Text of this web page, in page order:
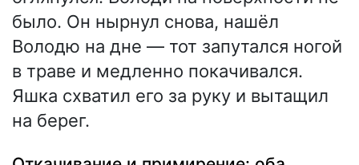
было. Он нырнул снова, нашёл
Володю на дне — тот запутался ногой
в траве и медленно покачивался.
Яшка схватил его за руку и вытащил
на берег.